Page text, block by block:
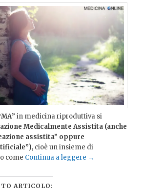
” in medicina riproduttiva si
Medicalmente Assistita (anche
assistita” oppure
, cioè un insieme di
come Continua a leggere →
ARTICOLO: